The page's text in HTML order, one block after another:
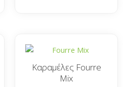
Καραμέλες Fourre
Mix